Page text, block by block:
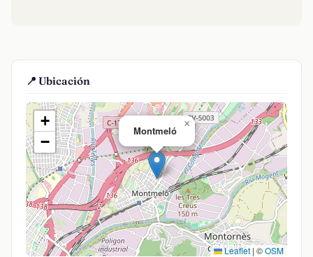
📍 Ubicación
Montmeló
×
+
−
Leaflet | ©OSM